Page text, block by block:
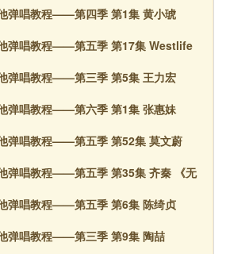
弹唱教程——第四季 第1集 黄小琥
弹唱教程——第五季 第17集 Westlife
弹唱教程——第三季 第5集 王力宏
弹唱教程——第六季 第1集 张惠妹
弹唱教程——第五季 第52集 莫文蔚
弹唱教程——第五季 第35集 齐秦 《无
弹唱教程——第五季 第6集 陈绮贞
弹唱教程——第三季 第9集 陶喆